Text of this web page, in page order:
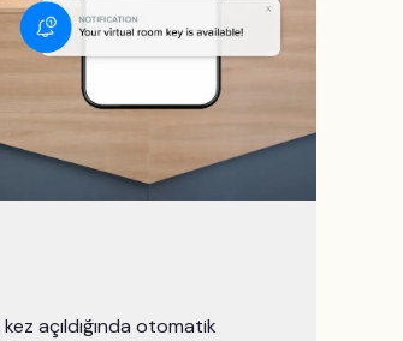
açıldığında otomatik